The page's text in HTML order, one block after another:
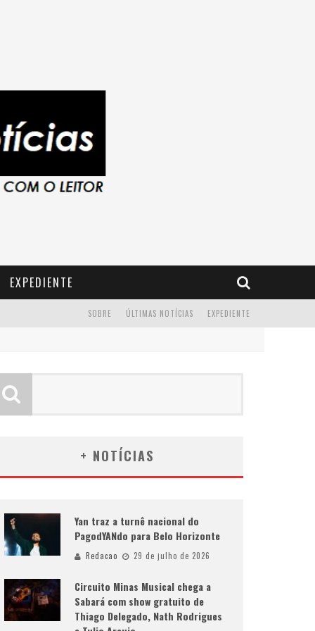
EXPEDIENTE
EXPEDIENTE
ÚLTIMAS NOTÍCIAS
SOBRE
+ NOTÍCIAS
Yan traz a turnê nacional do
PagodYANdo para Belo Horizonte
Redacao 29 de julho de 2026
Circuito Minas Musical chega a
Sabará com show gratuito de
Thiago Delegado, Nath Rodrigues